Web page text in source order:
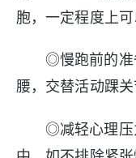
胞，一定程度上可
◎慢跑前的准
腰，交替活动踝关
◎减轻心理压